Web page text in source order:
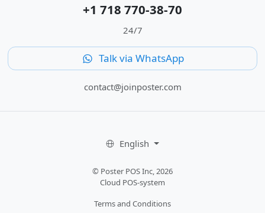
+1 718 770-38-70
24/7
Talk via WhatsApp
contact@joinposter.com
English
© Poster POS Inc, 2026
Cloud POS-system
Terms and Conditions